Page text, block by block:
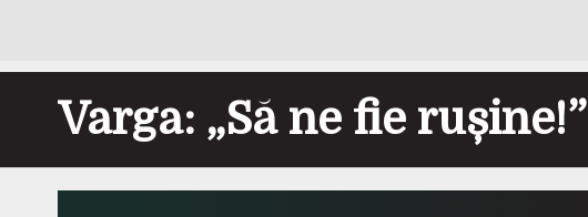
Varga: „Să ne fie rușine!”